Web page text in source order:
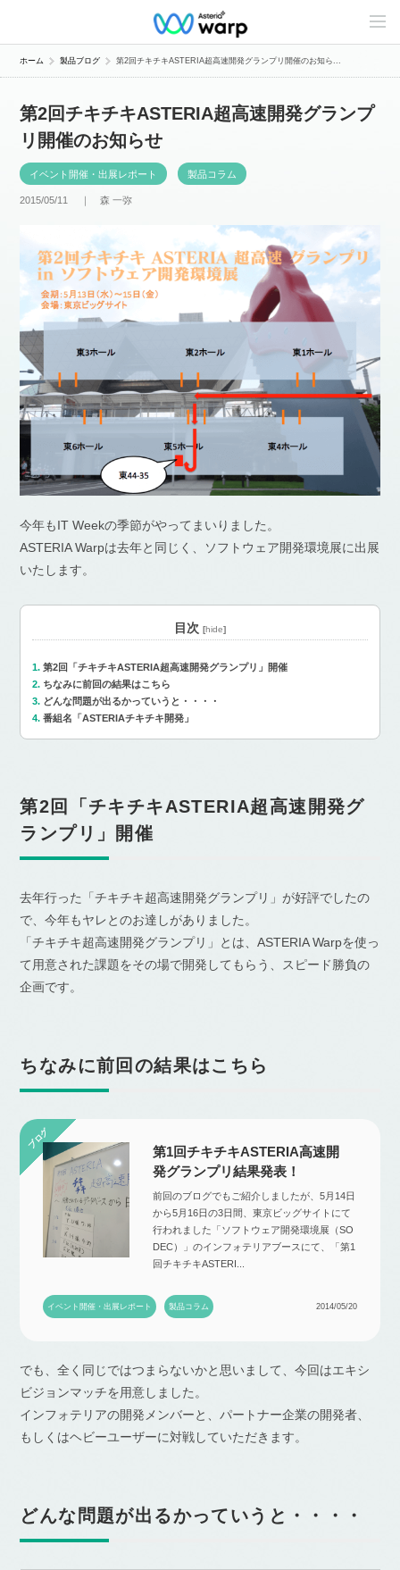
C
n
e
ホーム 製品ブログ 第2回チキチキASTERIA超高速開発グランプリ開催のお知ら...
第2回チキチキASTERIA超高速開発グランプ
リ開催のお知らせ
イベント開催・出展レポート 製品コラム
2015/05/11 ｜森 一弥
今年もIT Weekの季節がやってまいりました。
ASTERIA Warpは去年と同じく、ソフトウェア開発環境展に出展
いたします。
目次 [hide]
第2回「チキチキASTERIA超高速開発グランプリ」開催
ちなみに前回の結果はこちら
どんな問題が出るかっていうと・・・・
番組名「ASTERIAチキチキ開発」
第2回「チキチキASTERIA超高速開発グ
ランプリ」開催
去年行った「チキチキ超高速開発グランプリ」が好評でしたの
で、今年もヤレとのお達しがありました。
「チキチキ超高速開発グランプリ」とは、ASTERIA Warpを使っ
て用意された課題をその場で開発してもらう、スピード勝負の
企画です。
ちなみに前回の結果はこちら
第1回チキチキASTERIA高速開
発グランプリ結果発表！
前回のブログでもご紹介しましたが、5月14日
から5月16日の3日間、東京ビッグサイトにて
行われました「ソフトウェア開発環境展（SO
DEC）」のインフォテリアブースにて、「第1
回チキチキASTERI...
イベント開催・出展レポート 製品コラム 2014/05/20
でも、全く同じではつまらないかと思いまして、今回はエキシ
ビジョンマッチを用意しました。
インフォテリアの開発メンバーと、パートナー企業の開発者、
もしくはヘビーユーザーに対戦していただきます。
どんな問題が出るかっていうと・・・・